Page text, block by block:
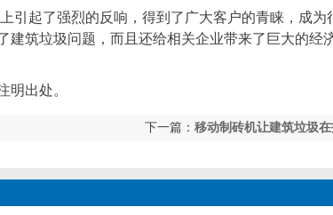
起了强烈的反响，得到了广大客户的青睐，成为
建筑垃圾问题，而且还给相关企业带来了巨大的经
明出处。
下一篇： 移动制砖机让建筑垃圾